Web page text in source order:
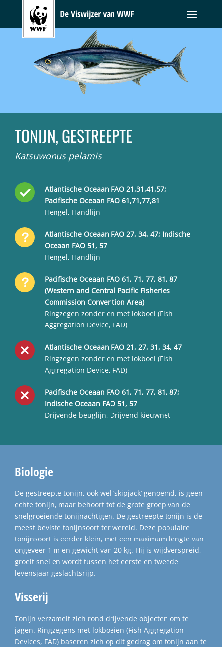
TONIJN, GESTREEPTE
Katsuwonus pelamis
Atlantische Oceaan FAO 21,31,41,57;
Pacifische Oceaan FAO 61,71,77,81
Hengel, Handlijn
Atlantische Oceaan FAO 27, 34, 47; Indische
Oceaan FAO 51, 57
Hengel, Handlijn
Pacifische Oceaan FAO 61, 71, 77, 81, 87
(Western and Central Pacific Fisheries
Commission Convention Area)
Ringzegen zonder en met lokboei (Fish
Aggregation Device, FAD)
Atlantische Oceaan FAO 21, 27, 31, 34, 47
Ringzegen zonder en met lokboei (Fish
Aggregation Device, FAD)
Pacifische Oceaan FAO 61, 71, 77, 81, 87;
Indische Oceaan FAO 51, 57
Drijvende beuglijn, Drijvend kieuwnet
Biologie
De gestreepte tonijn, ook wel ‘skipjack’ genoemd, is geen
echte tonijn, maar behoort tot de grote groep van de
snelgroeiende tonijnachtigen. De gestreepte tonijn is de
meest beviste tonijnsoort ter wereld. Deze populaire
tonijnsoort is eerder klein, met een maximum lengte van
ongeveer 1 m en gewicht van 20 kg. Hij is wijdverspreid,
groeit snel en wordt tussen het eerste en tweede
levensjaar geslachtsrijp.
Visserij
Tonijn verzamelt zich rond drijvende objecten om te
jagen. Ringzegens met lokboeien (Fish Aggregation
Devices, FAD) baseren zich op dit gedrag om tonijn aan te